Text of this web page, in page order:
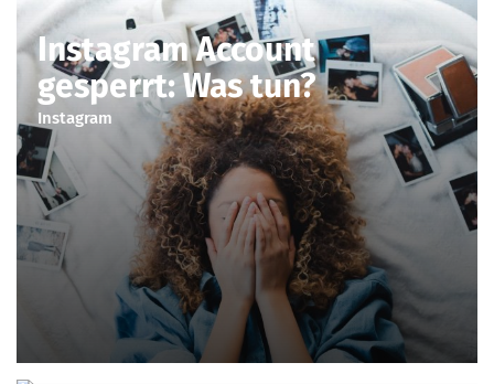
Instagram Account
gesperrt: Was tun?
Instagram